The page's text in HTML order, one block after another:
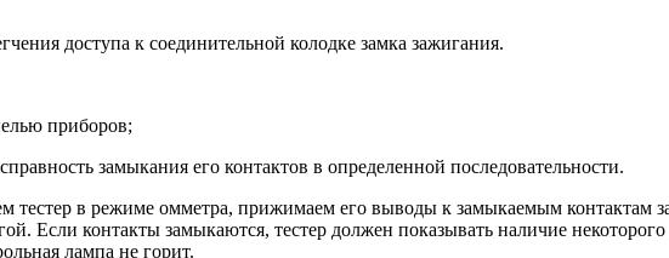
доступа к соединительной колодке замка зажигания.
приборов;
замыкания его контактов в определенной последовательности.
тестер в режиме омметра, прижимаем его выводы к замыкаемым контактам
Если контакты замыкаются, тестер должен показывать наличие некоторого
лампа не горит.